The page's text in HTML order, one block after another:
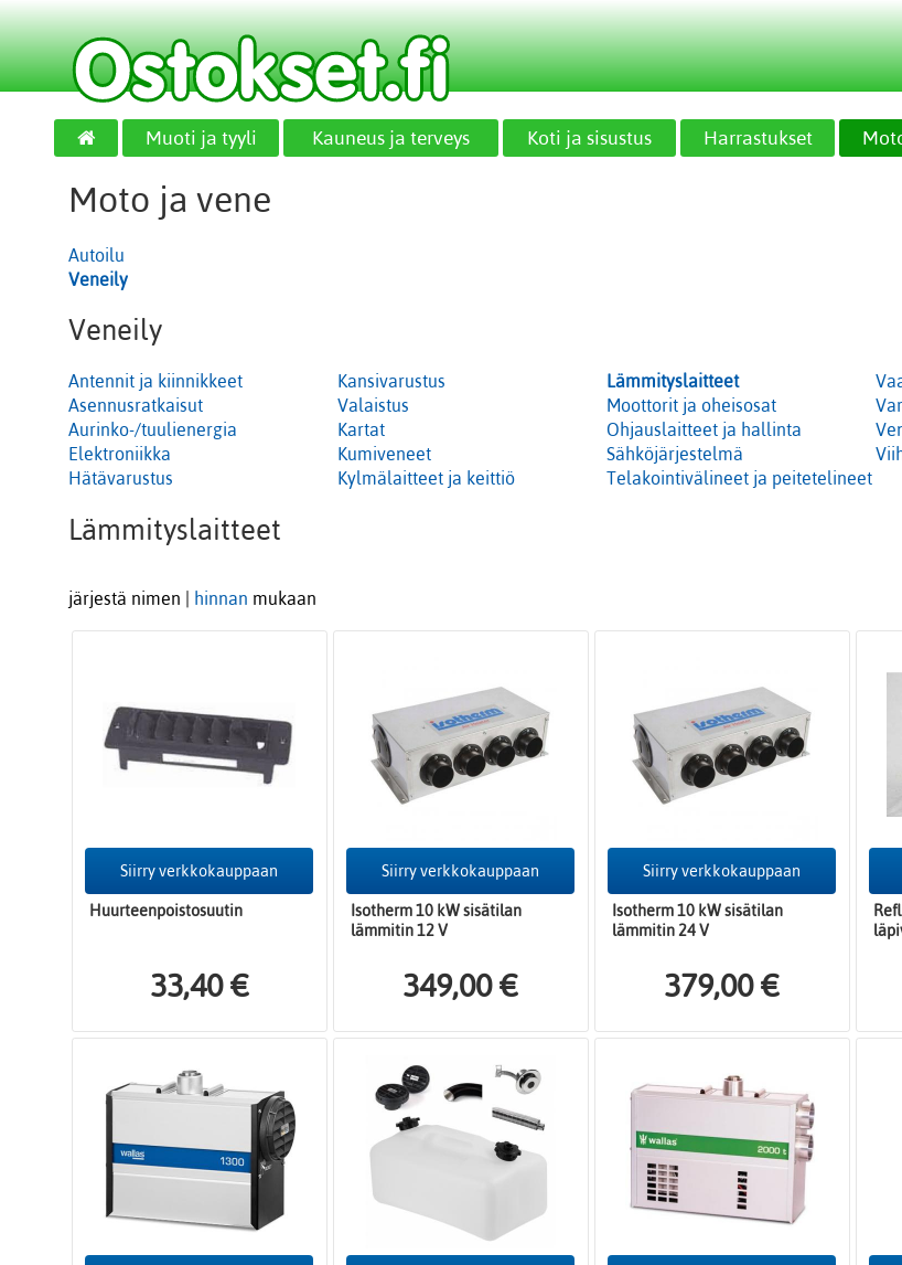
Muoti ja tyyli Kauneus ja terveys Koti ja sisustus Harrastukset
Moto ja vene
Autoilu
Veneily
Veneily
Antennit ja kiinnikkeet
Asennusratkaisut
Aurinko-/tuulienergia
Elektroniikka
Hätävarustus
Kansivarustus
Valaistus
Kartat
Kumiveneet
Kylmälaitteet ja keittiö
Lämmityslaitteet
Moottorit ja oheisosat
Ohjauslaitteet ja hallinta
Sähköjärjestelmä
Telakointivälineet ja peitetelineet
Lämmityslaitteet
järjestä nimen | hinnan mukaan
Siirry verkkokauppaan
Huurteenpoistosuutin
33,40 €
Siirry verkkokauppaan
Isotherm 10 kW sisätilan
lämmitin 12 V
349,00 €
Siirry verkkokauppaan
Isotherm 10 kW sisätilan
lämmitin 24 V
379,00 €